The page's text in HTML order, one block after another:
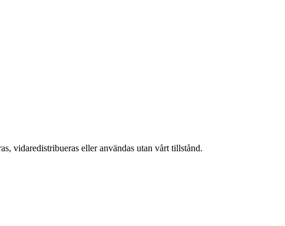
vidaredistribueras eller användas utan vårt tillstånd.